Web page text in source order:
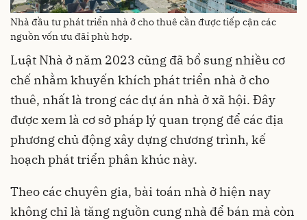
Nhà đầu tư phát triển nhà ở cho thuê cần được tiếp cận các
nguồn vốn ưu đãi phù hợp.
Luật Nhà ở năm 2023 cũng đã bổ sung nhiều cơ
chế nhằm khuyến khích phát triển nhà ở cho
thuê, nhất là trong các dự án nhà ở xã hội. Đây
được xem là cơ sở pháp lý quan trọng để các địa
phương chủ động xây dựng chương trình, kế
hoạch phát triển phân khúc này.
Theo các chuyên gia, bài toán nhà ở hiện nay
không chỉ là tăng nguồn cung nhà để bán mà còn